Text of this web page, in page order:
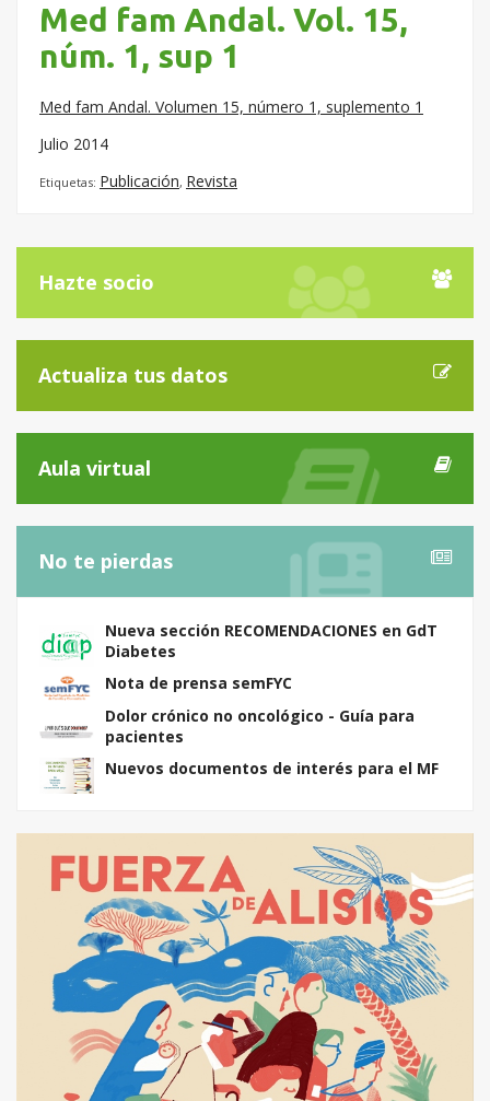
Med fam Andal. Vol. 15,
núm. 1, sup 1
Med fam Andal. Volumen 15, número 1, suplemento 1
Julio 2014
Etiquetas: Publicación, Revista
Hazte socio
Actualiza tus datos
Aula virtual
No te pierdas
Nueva sección RECOMENDACIONES en GdT
Diabetes
Nota de prensa semFYC
Dolor crónico no oncológico - Guía para
pacientes
Nuevos documentos de interés para el MF